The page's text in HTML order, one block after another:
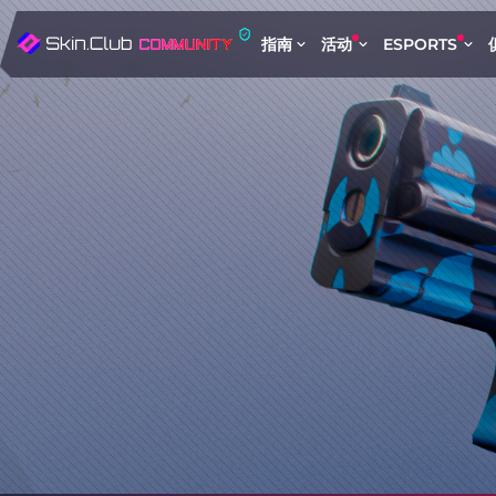
指南 活动 ESPORTS